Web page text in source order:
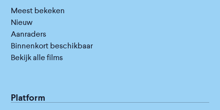
Meest bekeken
Nieuw
Aanraders
Binnenkort beschikbaar
Bekijk alle films
Platform